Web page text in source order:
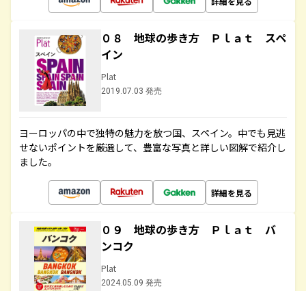
０８ 地球の歩き方 Ｐｌａｔ スペ
イン
Plat
2019.07.03 発売
ヨーロッパの中で独特の魅力を放つ国、スペイン。中でも見逃
せないポイントを厳選して、豊富な写真と詳しい図解で紹介し
ました。
詳細を見る
０９ 地球の歩き方 Ｐｌａｔ バ
ンコク
Plat
2024.05.09 発売